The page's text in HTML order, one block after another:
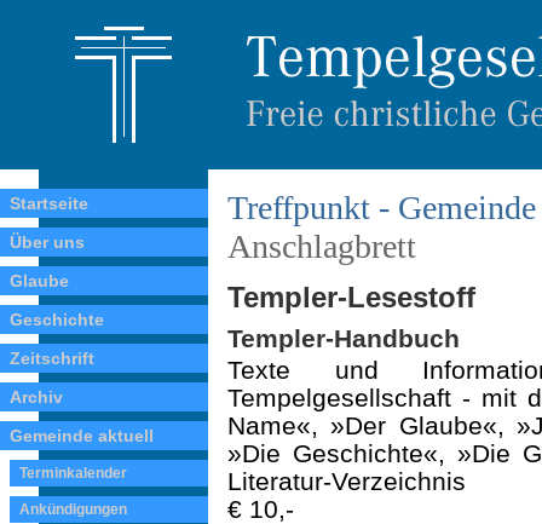
Startseite
Über uns
Glaube
Geschichte
Zeitschrift
Archiv
Gemeinde aktuell
Terminkalender
Ankündigungen
Treffpunkt -
Anschlagbrett
Templer-Lesestoff
Templer-Handbuch
Texte und
Tempelgesellschaft - mit
Name«, »Der Glaube«,
»Die Geschichte«, »Die
Literatur-Verzeichnis
€ 10,-